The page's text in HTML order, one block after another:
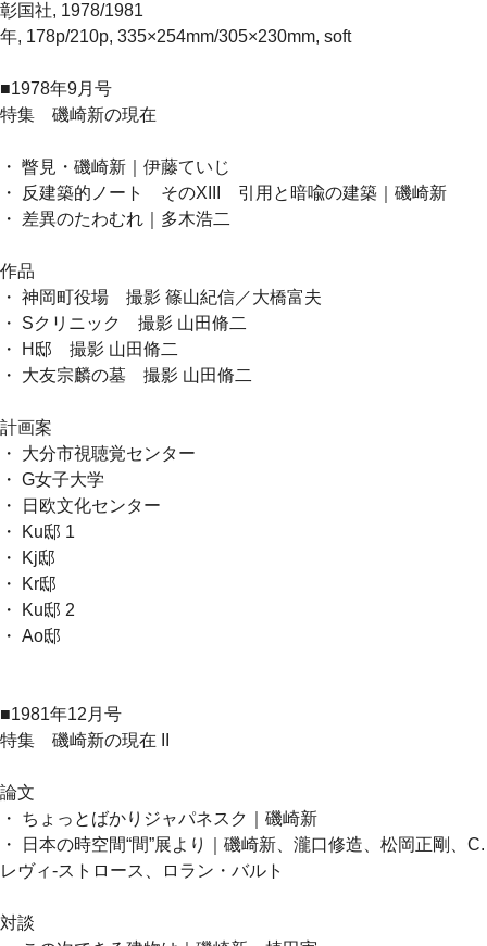
彰国社, 1978/1981
年, 178p/210p, 335×254mm/305×230mm, soft
■1978年9月号
特集 磯崎新の現在
・ 瞥見・磯崎新｜伊藤ていじ
・ 反建築的ノート そのXIII 引用と暗喩の建築｜磯崎新
・ 差異のたわむれ｜多木浩二
作品
・ 神岡町役場 撮影 篠山紀信／大橋富夫
・ Sクリニック 撮影 山田脩二
・ H邸 撮影 山田脩二
・ 大友宗麟の墓 撮影 山田脩二
計画案
・ 大分市視聴覚センター
・ G女子大学
・ 日欧文化センター
・ Ku邸 1
・ Kj邸
・ Kr邸
・ Ku邸 2
・ Ao邸
■1981年12月号
特集 磯崎新の現在 II
論文
・ ちょっとばかりジャパネスク｜磯崎新
・ 日本の時空間“間”展より｜磯崎新、瀧口修造、松岡正剛、C.
レヴィ-ストロース、ロラン・バルト
対談